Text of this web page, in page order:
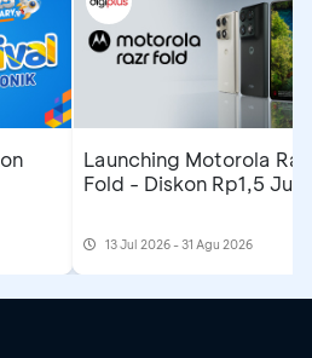
Launching Motorola
Fold - Diskon Rp1,5 Juta
13 Jul 2026 - 31 Agu 2026